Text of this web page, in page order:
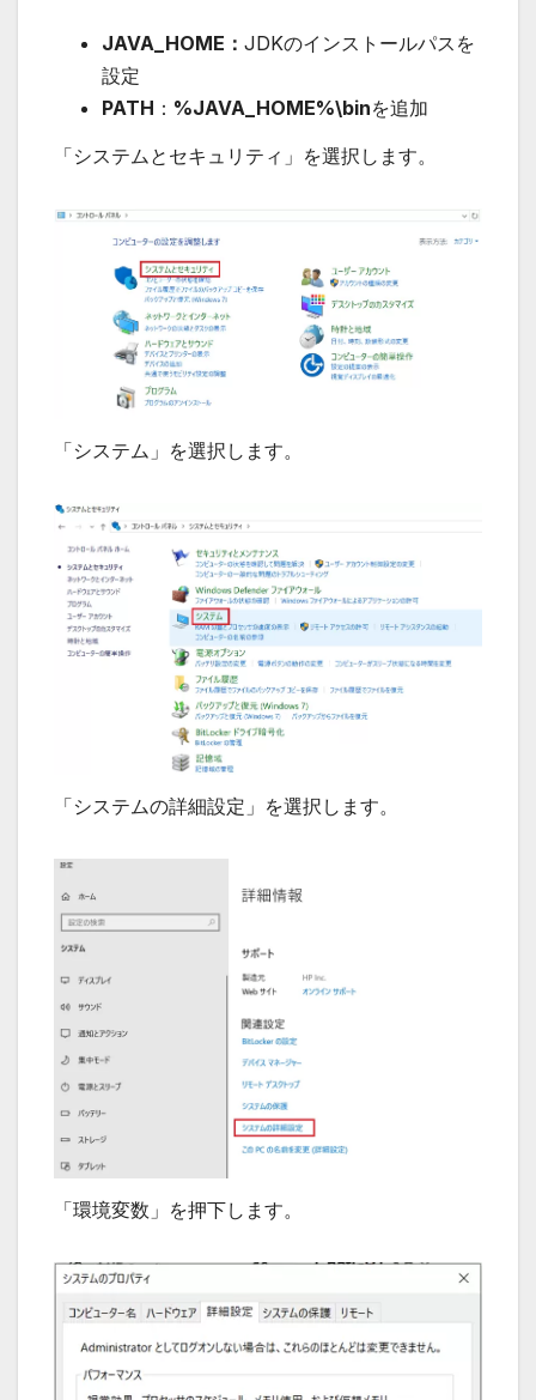
JAVA_HOME： JDKのインストールパスを
設定
PATH ： %JAVA_HOME%\binを追加
「システムとセキュリティ」を選択します。
「システム」を選択します。
「システムの詳細設定」を選択します。
「環境変数」を押下します。